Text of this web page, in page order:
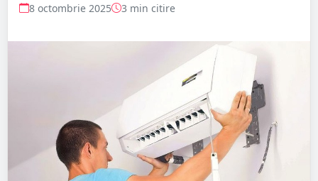
8 octombrie 2025 3 min citire